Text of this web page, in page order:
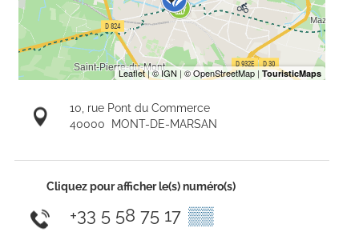
10, rue Pont du Commerce
40000 MONT-DE-MARSAN
Cliquez pour afficher le(s) numéro(s)
+33 5 58 75 17 ▒▒